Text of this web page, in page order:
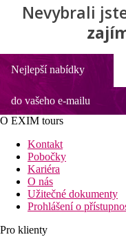
Nevybrali
Nejlepší nabídky
do vašeho e-mailu
O EXIM tours
Kontakt
Pobočky
Kariéra
O nás
Užitečné dokumenty
Prohlášení o
Pro klienty